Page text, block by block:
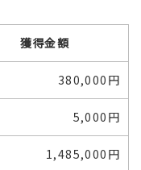
獲得金額
380,000円
5,000円
1,485,000円